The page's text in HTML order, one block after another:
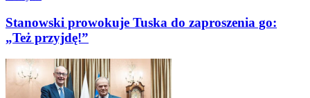
Stanowski prowokuje Tuska do zaproszenia go:
„Też przyjdę!”